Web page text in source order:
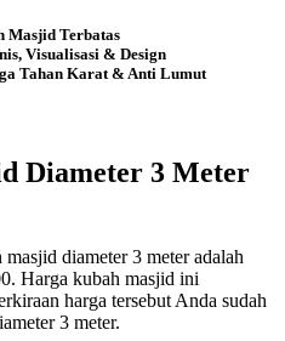
Masjid Terbatas
Visualisasi & Design
Tahan Karat & Anti Lumut
Diameter 3 Meter
diameter 3 meter adalah
Harga kubah masjid ini
harga tersebut Anda sudah
3 meter.